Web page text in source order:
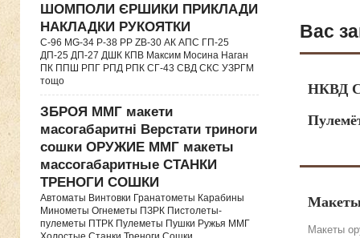
ШОМПОЛИ ЄРШИКИ ПРИКЛАДИ
НАКЛАДКИ РУКОЯТКИ
C-96 MG-34 P-38 PP ZB-30 АК АПС ГП-25
ДП-25 ДП-27 ДШК КПВ Максим Мосина Наган
ПК ППШ РПГ РПД РПК СГ-43 СВД CКС УЗРГМ
тощо
ЗБРОЯ ММГ макети
масогабаритні Верстати триноги
сошки ОРУЖИЕ ММГ макеты
массогабаритные СТАНКИ
ТРЕНОГИ СОШКИ
Автоматы Винтовки Гранатометы Карабины
Минометы Огнеметы ПЗРК Пистолеты-
пулеметы ПТРК Пулеметы Пушки Ружья ММГ
Вас
НКВД
Макеты
Макеты